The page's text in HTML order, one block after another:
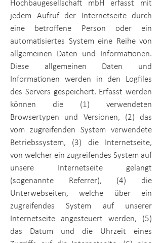
Hochbaugesellschaft mbH
erfasst mit
jedem Aufruf der Internetseite durch
eine betroffene Person oder ein
automatisiertes System eine Reihe von
allgemeinen Daten und Informationen.
Diese allgemeinen Daten und
Informationen werden in den Logfiles
des Servers gespeichert. Erfasst werden
können die (1) verwendeten
Browsertypen und Versionen, (2) das
vom zugreifenden System verwendete
Betriebssystem, (3) die Internetseite,
von welcher ein zugreifendes System auf
unsere Internetseite gelangt
(sogenannte Referrer), (4) die
Unterwebseiten, welche über ein
zugreifendes System auf unserer
Internetseite angesteuert werden, (5)
das Datum und die Uhrzeit eines